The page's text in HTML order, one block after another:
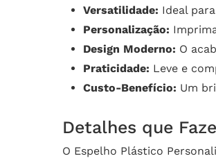
Versatilidade: Ideal
Personalização:
Design Moderno: O
Praticidade: Leve e
Custo-Benefício: Um
Detalhes que
O Espelho Plástico